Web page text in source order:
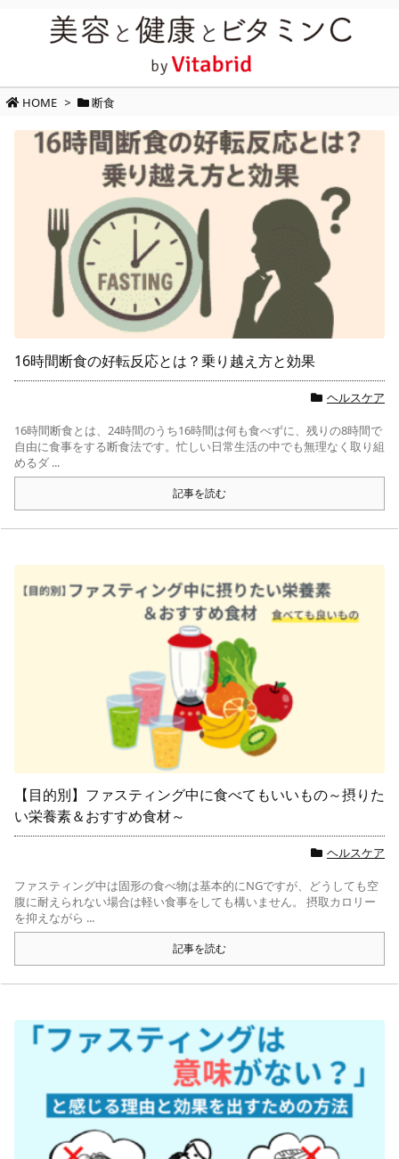
HOME > 断食
16時間断食の好転反応とは？乗り越え方と効果
ヘルスケア
16時間断食とは、24時間のうち16時間は何も食べずに、残りの8時間で
自由に食事をする断食法です。忙しい日常生活の中でも無理なく取り組
めるダ ...
記事を読む
【目的別】ファスティング中に食べてもいいもの～摂りた
い栄養素＆おすすめ食材～
ヘルスケア
ファスティング中は固形の食べ物は基本的にNGですが、どうしても空
腹に耐えられない場合は軽い食事をしても構いません。 摂取カロリー
を抑えながら ...
記事を読む